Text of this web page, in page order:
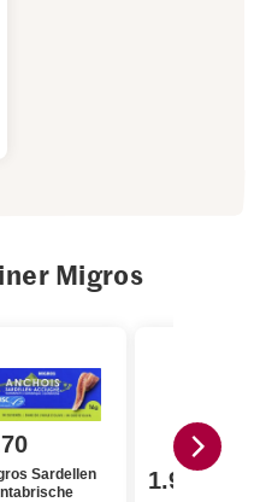
Migros
Sardellen
1.95